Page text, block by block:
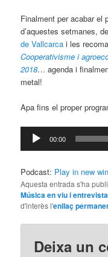
Finalment per acabar el
d’aquestes setmanes,
de Vallcarca i les
Cooperativisme i
2018… agenda i
metal!
Apa fins el proper
Reproductor
d'àudio
00:00
Podcast: Play in new
Aquesta entrada s'ha
Música en viu i
d'interès l'enllaç
Deixa un